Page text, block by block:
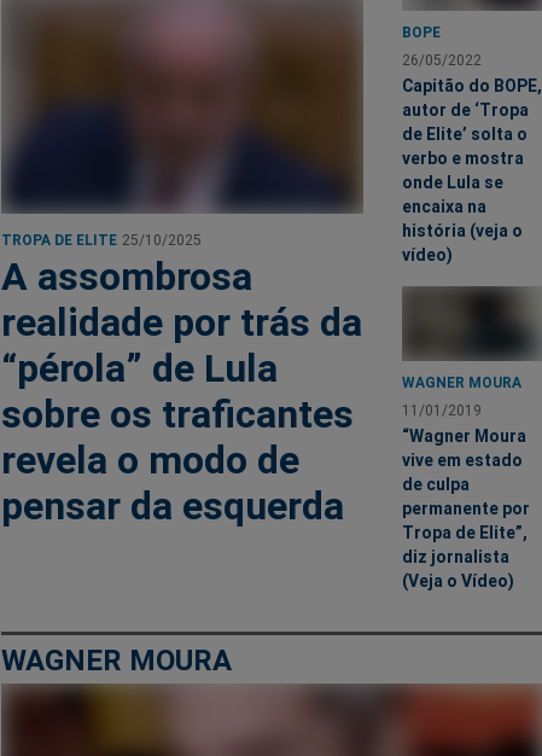
TROPA DE ELITE 25/10/2025
A assombrosa
realidade por trás da
“pérola” de Lula
sobre os traficantes
revela o modo de
pensar da esquerda
BOPE
26/05/2022
Capitão do BOPE,
autor de ‘Tropa
de Elite’ solta o
verbo e mostra
onde Lula se
encaixa na
história (veja o
vídeo)
WAGNER MOURA
11/01/2019
“Wagner Moura
vive em estado
de culpa
permanente por
Tropa de Elite”,
diz jornalista
(Veja o Vídeo)
WAGNER MOURA